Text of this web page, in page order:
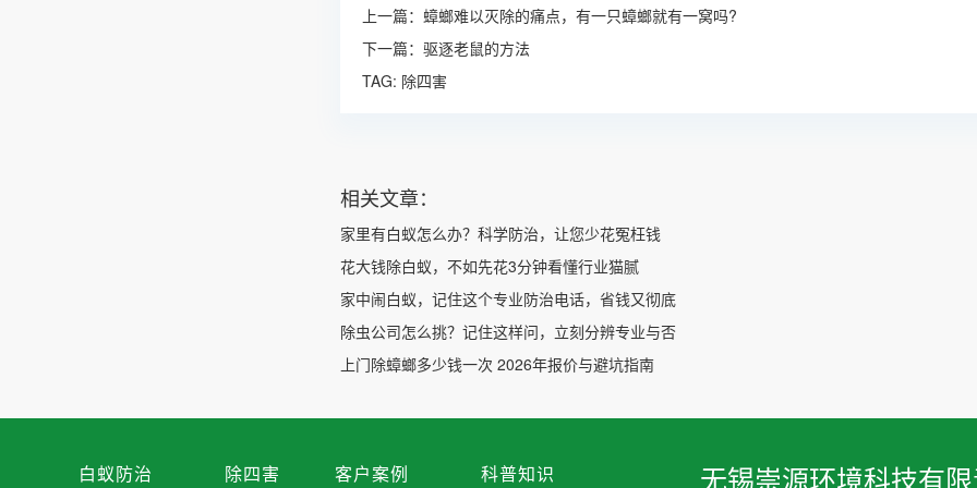
上一篇： 蟑螂难以灭除的痛点，有一只蟑螂就有一窝吗?
下一篇： 驱逐老鼠的方法
TAG: 除四害
相关文章：
家里有白蚁怎么办？科学防治，让您少花冤枉钱
花大钱除白蚁，不如先花3分钟看懂行业猫腻
家中闹白蚁，记住这个专业防治电话，省钱又彻底
除虫公司怎么挑？记住这样问，立刻分辨专业与否
上门除蟑螂多少钱一次 2026年报价与避坑指南
白蚁防治 除四害 客户案例 科普知识 无锡崇源环境科技有